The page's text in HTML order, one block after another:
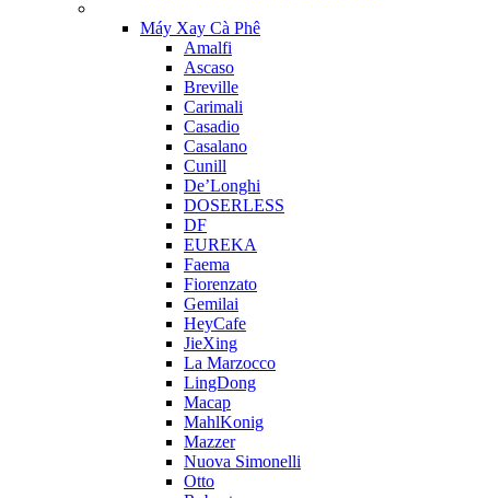
Máy Xay Cà Phê
Amalfi
Ascaso
Breville
Carimali
Casadio
Casalano
Cunill
De’Longhi
DOSERLESS
DF
EUREKA
Faema
Fiorenzato
Gemilai
HeyCafe
JieXing
La Marzocco
LingDong
Macap
MahlKonig
Mazzer
Nuova Simonelli
Otto